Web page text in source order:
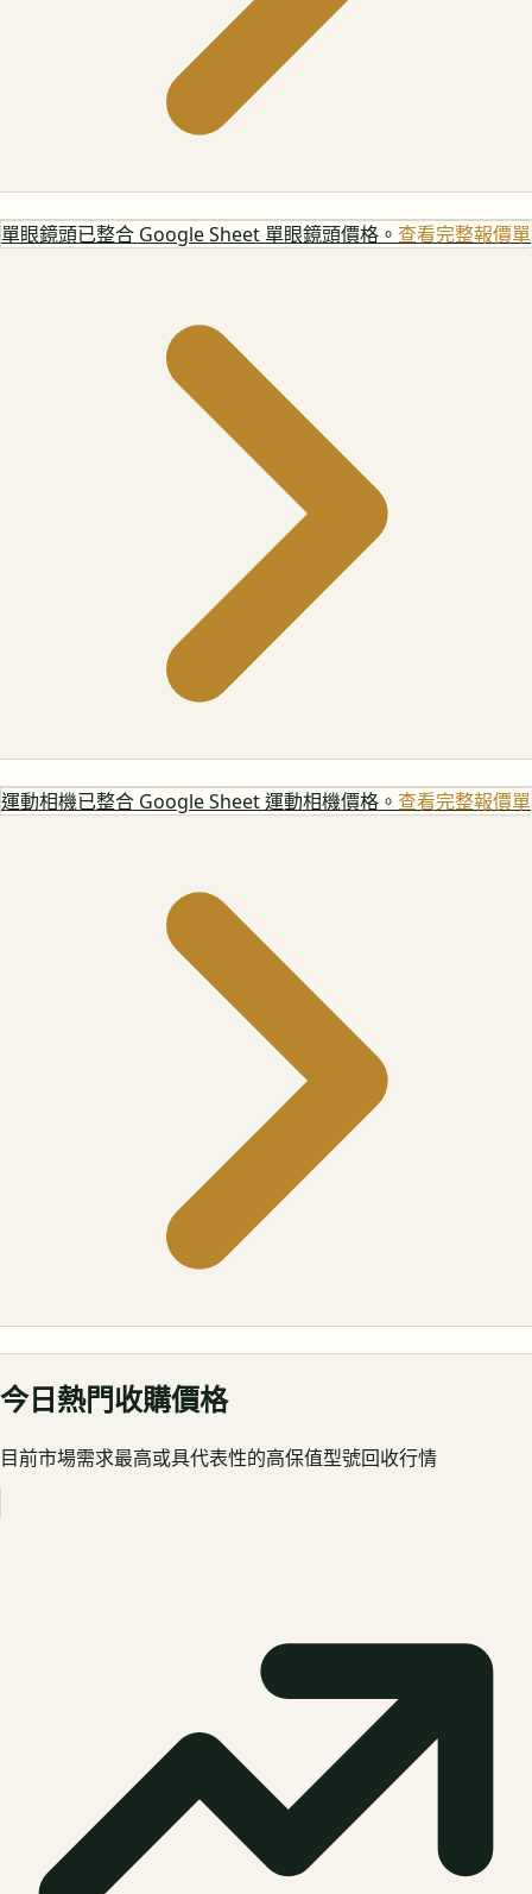
單眼鏡頭已整合 Google Sheet 單眼鏡頭價格。 查看完整報價單
運動相機已整合 Google Sheet 運動相機價格。 查看完整報價單
今日熱門收購價格
目前市場需求最高或具代表性的高保值型號回收行情